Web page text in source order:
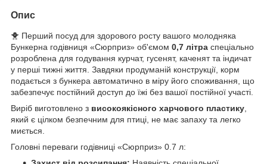
Опис
🐥 Перший посуд для здорового росту вашого молодняка
Бункерна годівниця «Сюрприз» об'ємом 0,7 літра спеціально
розроблена для годування курчат, гусенят, каченят та індичат
у перші тижні життя. Завдяки продуманій конструкції, корм
подається з бункера автоматично в міру його споживання, що
забезпечує постійний доступ до їжі без вашої постійної участі.
Виріб виготовлено з високоякісного харчового пластику
який є цілком безпечним для птиці, не має запаху та легко
миється.
Головні переваги годівниці «Сюрприз» 0.7 л: